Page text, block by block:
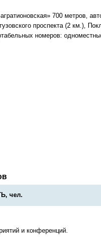
700 метров,
проспекта (2 км.),
номеров:
чел.
и конференций.